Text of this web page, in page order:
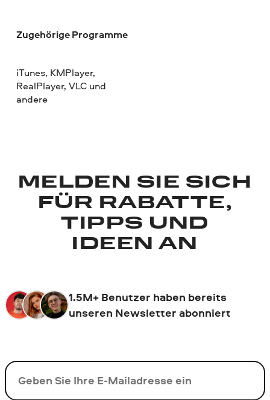
Zugehörige Programme
iTunes, KMPlayer,
RealPlayer, VLC und
andere
MELDEN SIE SICH
FÜR RABATTE,
TIPPS UND
IDEEN AN
1.5M+ Benutzer haben bereits
unseren Newsletter abonniert
Ihre E-Mail-Addresse